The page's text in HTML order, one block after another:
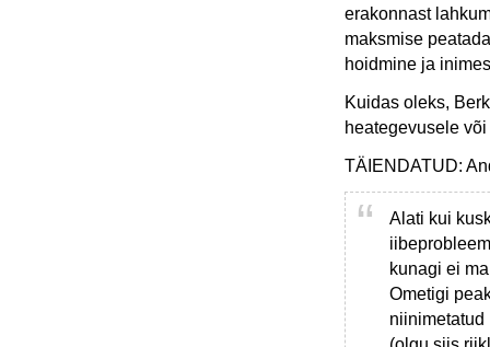
erakonnast
maksmise
hoidmine ja
Kuidas oleks,
heategevusele
TÄIENDATUD:
Alati kui
kunagi ei
Ometigi